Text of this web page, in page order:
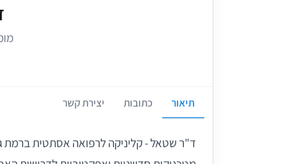
תיאור כתובות יצירת קשר
ד"ר שטאל - קליניקה לרפואה אסתטית ברמת